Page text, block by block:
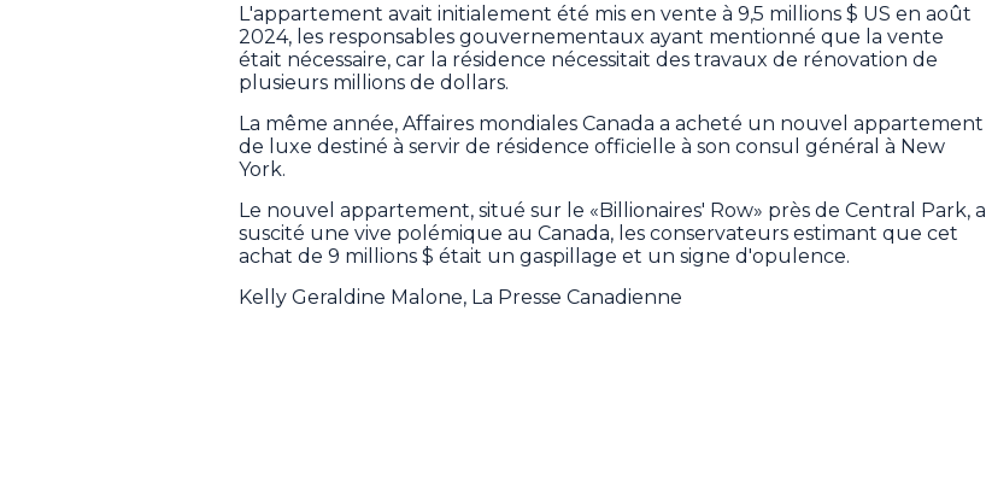
L'appartement avait initialement été mis en vente à 9,5 millions $ US en août
2024, les responsables gouvernementaux ayant mentionné que la vente
était nécessaire, car la résidence nécessitait des travaux de rénovation de
plusieurs millions de dollars.
La même année, Affaires mondiales Canada a acheté un nouvel appartement
de luxe destiné à servir de résidence officielle à son consul général à New
York.
Le nouvel appartement, situé sur le «Billionaires' Row» près de Central Park, a
suscité une vive polémique au Canada, les conservateurs estimant que cet
achat de 9 millions $ était un gaspillage et un signe d'opulence.
Kelly Geraldine Malone, La Presse Canadienne